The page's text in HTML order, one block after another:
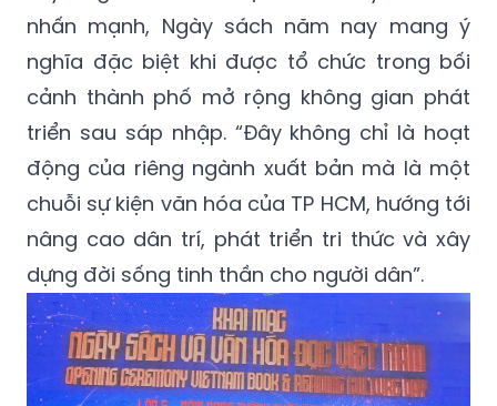
nhấn mạnh, Ngày sách năm nay mang ý
nghĩa đặc biệt khi được tổ chức trong bối
cảnh thành phố mở rộng không gian phát
triển sau sáp nhập. “Đây không chỉ là hoạt
động của riêng ngành xuất bản mà là một
chuỗi sự kiện văn hóa của TP HCM, hướng tới
nâng cao dân trí, phát triển tri thức và xây
dựng đời sống tinh thần cho người dân”.